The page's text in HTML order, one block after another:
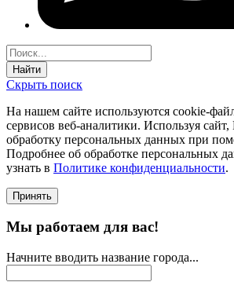
Найти
Скрыть поиск
На нашем сайте используются соokie-
сервисов веб-аналитики. Используя
обработку персональных данных при
Подробнее об обработке персональных
узнать в Политике конфиденциальности.
Принять
Мы работаем для вас!
Начните вводить название города...